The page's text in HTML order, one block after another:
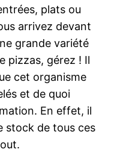
plats ou
arrivez devant
grande variété
pizzas, gérez ! Il
cet organisme
et de quoi
En effet, il
stock de tous ces